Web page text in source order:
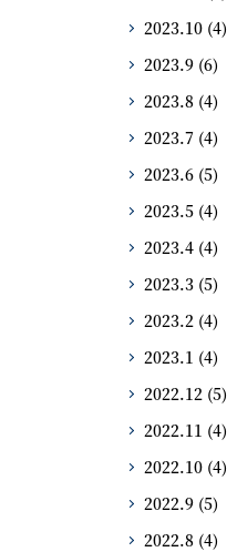
2023.10 (4)
2023.9 (6)
2023.8 (4)
2023.7 (4)
2023.6 (5)
2023.5 (4)
2023.4 (4)
2023.3 (5)
2023.2 (4)
2023.1 (4)
2022.12 (5)
2022.11 (4)
2022.10 (4)
2022.9 (5)
2022.8 (4)